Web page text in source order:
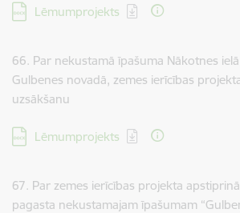
Lejupielādēt:
Lēmumprojekts
66. Par nekustamā īpašuma Nākotnes
Gulbenes novadā, zemes ierīcības
uzsākšanu
Lejupielādēt:
Lēmumprojekts
67. Par zemes ierīcības projekta
pagasta nekustamajam īpašumam